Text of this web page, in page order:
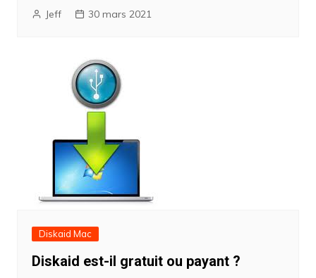
Jeff 30 mars 2021
Diskaid Mac
Diskaid est-il gratuit ou payant ?